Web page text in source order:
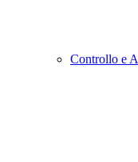
Controllo e